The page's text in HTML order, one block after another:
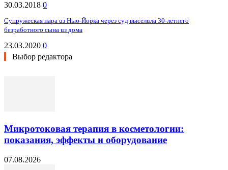
30.03.2018 0
Сyпpyжecкaя пapa uз Нью-Йopкa чepeз cyд выceлuлa 30-лeтнeгo
бeзpaбoтнoгo cынa uз дoмa
23.03.2020 0
Выбор редактора
Микротоковая терапия в косметологии:
показания, эффекты и оборудование
07.08.2026